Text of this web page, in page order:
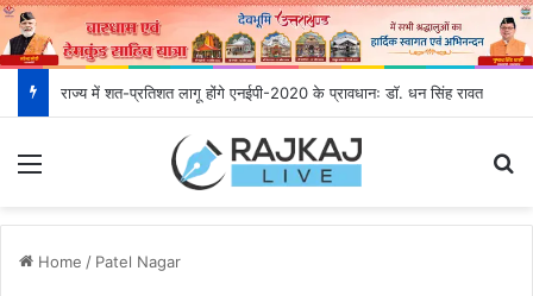
राज्य में शत-प्रतिशत लागू होंगे एनईपी-2020 के प्रावधानः डाॅ. धन सिंह रावत
Home / Patel Nagar